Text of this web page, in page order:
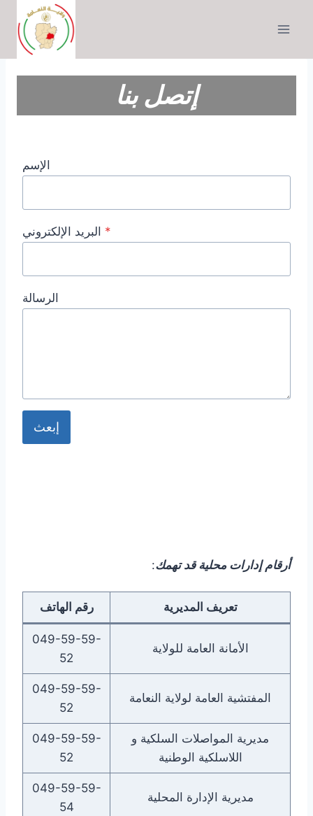
التجاوز
المحتوى
إتصل بنا
الإسم
البريد الإلكتروني *
الرسالة
إبعث
:أرقام إدارات محلية قد تهمك
رقم الهاتف تعريف المديرية
049-59-59-
52
الأمانة العامة للولاية
049-59-59-
52
المفتشية العامة لولاية النعامة
049-59-59-
52
مديرية المواصلات السلكية و
اللاسلكية الوطنية
049-59-59-
54
مديرية الإدارة المحلية